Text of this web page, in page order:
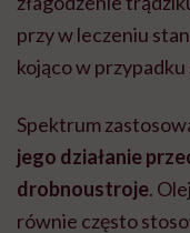
przy w leczeniu
kojąco w
Spektrum
jego działanie
drobnoustroje.
równie często